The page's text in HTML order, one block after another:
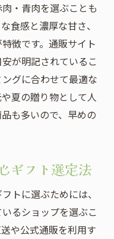
・青肉を選ぶことも
食感と濃厚な甘さ、
徴です。通販サイト
が明記されているこ
グに合わせて最適な
夏の贈り物として人
も多いので、早めの
ギフト選定法
トに選ぶためには、
るショップを選ぶこ
や公式通販を利用す